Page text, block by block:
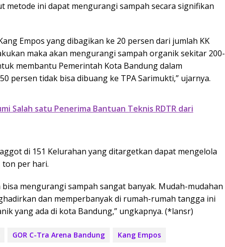
metode ini dapat mengurangi sampah secara signifikan
Empos yang dibagikan ke 20 persen dari jumlah KK
maka akan mengurangi sampah organik sekitar 200-
membantu Pemerintah Kota Bandung dalam
persen tidak bisa dibuang ke TPA Sarimukti,” ujarnya.
Salah satu Penerima Bantuan Teknis RDTR dari
di 151 Kelurahan yang ditargetkan dapat mengelola
ton per hari.
bisa mengurangi sampah sangat banyak. Mudah-mudahan
dan memperbanyak di rumah-rumah tangga ini
yang ada di kota Bandung,” ungkapnya. (*lansr)
GOR C-Tra Arena Bandung
Kang Empos